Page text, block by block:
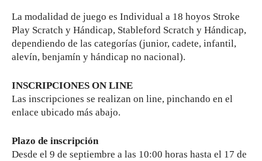
La modalidad de juego es Individual a 18 hoyos Stroke
Play Scratch y Hándicap, Stableford Scratch y Hándicap,
dependiendo de las categorías (junior, cadete, infantil,
alevín, benjamín y hándicap no nacional).
INSCRIPCIONES ON LINE
Las inscripciones se realizan on line, pinchando en el
enlace ubicado más abajo.
Plazo de inscripción
Desde el 9 de septiembre a las 10:00 horas hasta el 17 de